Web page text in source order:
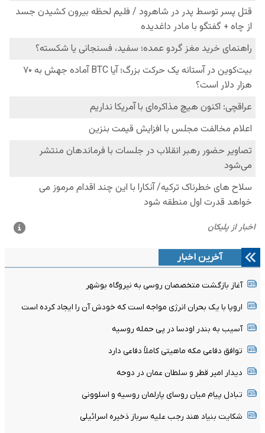
آخرین اخبار
آغاز بازگشت متخصصان روسی به نیروگاه بوشهر
اروپا با یک بحران انرژی مواجه است که خودش آن را ایجاد کرده است
آسیب به بندر اودسا در پی حمله روسیه
توافق دفاعی مکه ماهیتی کاملاً دفاعی دارد
دیدار امیر قطر و سلطان عمان در دوحه
تبادل پیام میان روسای پارلمان روسیه و اسلوونی
شکایت بنیاد هند رجب علیه سرباز ذخیره اسرائیلی